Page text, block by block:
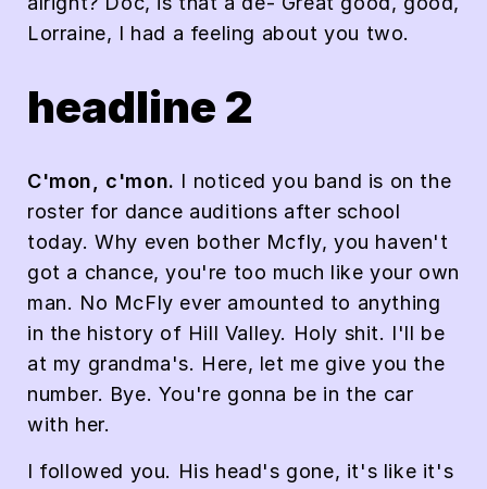
Lorraine, I had a feeling about you two.
headline 2
C'mon, c'mon. I noticed you band is on the
roster for dance auditions after school
today. Why even bother Mcfly, you haven't
got a chance, you're too much like your own
man. No McFly ever amounted to anything
in the history of Hill Valley. Holy shit. I'll be
at my grandma's. Here, let me give you the
number. Bye. You're gonna be in the car
with her.
I followed you. His head's gone, it's like it's